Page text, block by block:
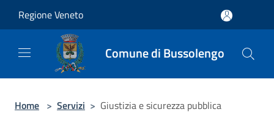
Regione Veneto
Comune di Bussolengo
Home > Servizi > Giustizia e sicurezza pubblica